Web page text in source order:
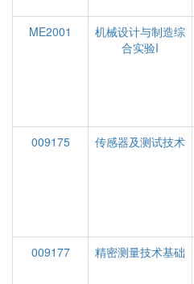
ME2001
机械设计与制造综
合实验I
009175
传感器及测试技术
009177
精密测量技术基础